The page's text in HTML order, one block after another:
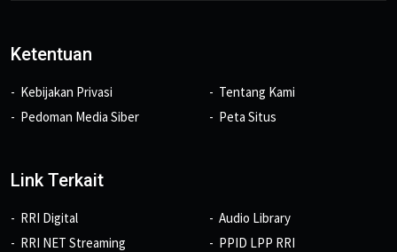
Ketentuan
Kebijakan Privasi
Pedoman Media Siber
Tentang Kami
Peta Situs
Link Terkait
RRI Digital
RRI NET Streaming
Audio Library
PPID LPP RRI